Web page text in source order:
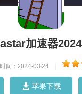
astar加速器2024
时间：2024-03-24
苹果下载